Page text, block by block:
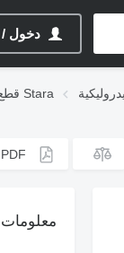
دخول /
قطع الغيار Stara
PDF
معلومات